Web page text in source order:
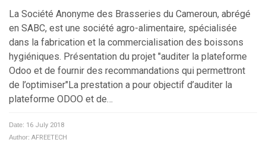
La Société Anonyme des Brasseries du Cameroun, abrégé
en SABC, est une société agro-alimentaire, spécialisée
dans la fabrication et la commercialisation des boissons
hygiéniques. Présentation du projet "auditer la plateforme
Odoo et de fournir des recommandations qui permettront
de l’optimiser"La prestation a pour objectif d’auditer la
plateforme ODOO et de…
Date: 16 July 2018
Author: AFREETECH